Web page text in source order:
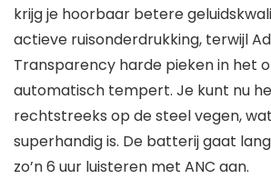
krijg je hoorbaar betere
actieve ruisonderdrukking, terwijl
Transparency harde pieken in het
automatisch tempert. Je kunt nu
rechtstreeks op de steel vegen,
superhandig is. De batterij gaat
zo’n 6 uur luisteren met ANC aan.